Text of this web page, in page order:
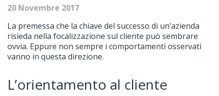
20 Novembre 2017
La premessa che la chiave del successo di un’azienda
risieda nella focalizzazione sul cliente può sembrare
ovvia. Eppure non sempre i comportamenti osservati
vanno in questa direzione.
L’orientamento al cliente